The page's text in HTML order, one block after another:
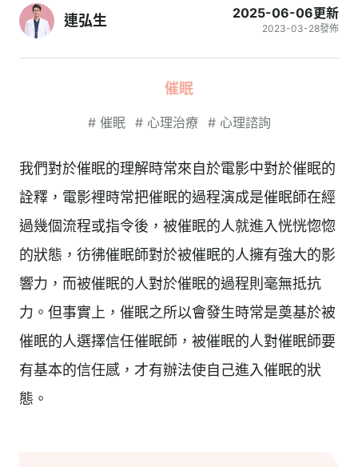
連弘生 2025-06-06更新
2023-03-28發佈
催眠
# 催眠 # 心理治療 # 心理諮詢
我們對於催眠的理解時常來自於電影中對於催眠的
詮釋，電影裡時常把催眠的過程演成是催眠師在經
過幾個流程或指令後，被催眠的人就進入恍恍惚惚
的狀態，彷彿催眠師對於被催眠的人擁有強大的影
響力，而被催眠的人對於催眠的過程則毫無抵抗
力。但事實上，催眠之所以會發生時常是奠基於被
催眠的人選擇信任催眠師，被催眠的人對催眠師要
有基本的信任感，才有辦法使自己進入催眠的狀
態。